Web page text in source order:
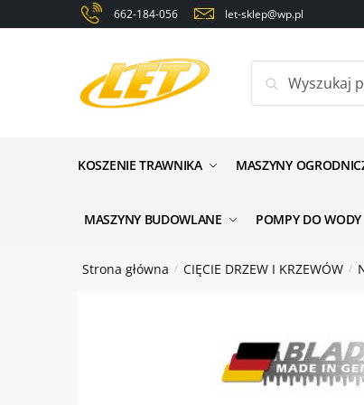
to
to
662-184-056 let-sklep@wp.pl
KOSZENIE TRAWNIKA MASZYNY
MASZYNY BUDOWLANE POMPY DO WODY
Strona główna / CIĘCIE DRZEW I KRZEWÓW /